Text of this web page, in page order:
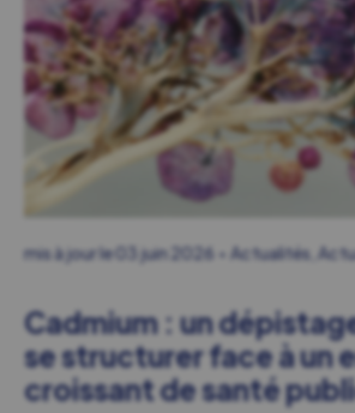
mis à jour le03 juin 2026 Actualités
Cadmium : un
se structurer face à un
croissant de santé